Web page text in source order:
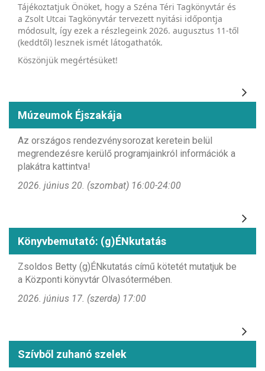
Tájékoztatjuk Önöket, hogy a Széna Téri Tagkönyvtár és
a Zsolt Utcai Tagkönyvtár tervezett nyitási időpontja
módosult, így ezek a részlegeink 2026. augusztus 11-től
(keddtől) lesznek ismét látogathatók.
Köszönjük megértésüket!
Múzeumok Éjszakája
Az országos rendezvénysorozat keretein belül
megrendezésre kerülő programjainkról információk a
plakátra kattintva!
2026. június 20. (szombat) 16:00-24:00
Könyvbemutató: (g)ÉNkutatás
Zsoldos Betty (g)ÉNkutatás című kötetét mutatjuk be
a Központi könyvtár Olvasótermében.
2026. június 17. (szerda) 17:00
Szívből zuhanó szelek